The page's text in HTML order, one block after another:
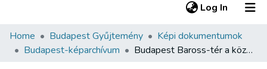
Log In (current)
Communities & Collections
Home Budapest Gyűjtemény
Képi dokumentumok
Budapest-képarchívum
Budapest Baross-tér a központi pályaudvarral = Baross Platz mit Central Bahnhof